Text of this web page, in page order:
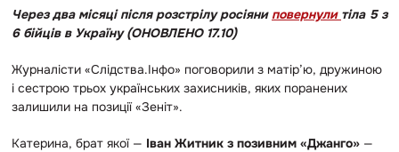
Через два місяці після розстрілу росіяни повернули тіла 5 з
6 бійців в Україну (ОНОВЛЕНО 17.10)
Журналісти «Слідства.Інфо» поговорили з матір’ю, дружиною
і сестрою трьох українських захисників, яких поранених
залишили на позиції «Зеніт».
Катерина, брат якої — Іван Житник з позивним «Джанго» —